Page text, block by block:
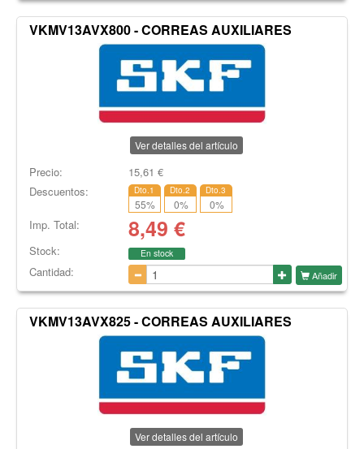
VKMV13AVX800 - CORREAS AUXILIARES
Ver detalles del artículo
Precio: 15,61 €
Descuentos:
Dto.1
55%
Dto.2
0%
Dto.3
0%
Imp. Total: 8,49 €
Stock: En stock
Cantidad: Añadir
VKMV13AVX825 - CORREAS AUXILIARES
Ver detalles del artículo